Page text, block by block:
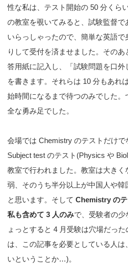
性な私は、テスト開始の 50 分くら
の教室を覗いてみると、試験監督
いらっしゃったので、簡単な英語で
りして受付を済ませました。その
答用紙に記入し、「試験問題を口
を書きます。それらは 10 分もあれ
始時間になるまで待つのみでした
全な勇み足でした。
会場では Chemistry のテストだけ
Subject test のテスト(Physics や
教室で行われました。教室は大きく
弱、そのうち半分以上が中国人や
と思います。そして Chemistry のテ
私も含めて 3 人のみで、受験者の
ょっとすると 4 月受験は穴場だっ
は、この記事を必要としている人
いということか…)。